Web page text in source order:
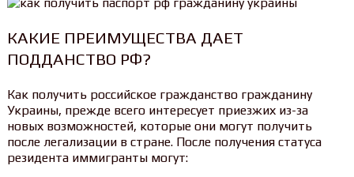
КАКИЕ ПРЕИМУЩЕСТВА ДАЕТ
ПОДДАНСТВО РФ?
Как получить российское гражданство гражданину
Украины, прежде всего интересует приезжих из-за
новых возможностей, которые они могут получить
после легализации в стране. После получения статуса
резидента иммигранты могут: